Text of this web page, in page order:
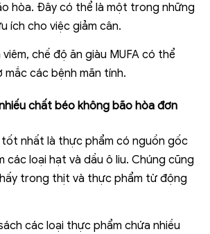
hòa. Đây có thể là một trong những
ích cho việc giảm cân.
chế độ ăn giàu MUFA có thể
mắc các bệnh mãn tính.
chất béo không bão hòa đơn
tốt nhất là thực phẩm có nguồn gốc
các loại hạt và dầu ô liu. Chúng cũng
trong thịt và thực phẩm từ động
các loại thực phẩm chứa nhiều